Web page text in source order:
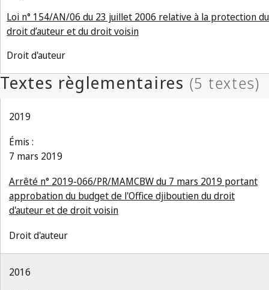
Loi n° 154/AN/06 du 23 juillet 2006 relative à la protection du
droit d’auteur et du droit voisin
Droit d'auteur
2019
Émis :
7 mars 2019
Arrêté n° 2019-066/PR/MAMCBW du 7 mars 2019 portant
approbation du budget de l'Office djiboutien du droit
d'auteur et de droit voisin
Droit d'auteur
2016